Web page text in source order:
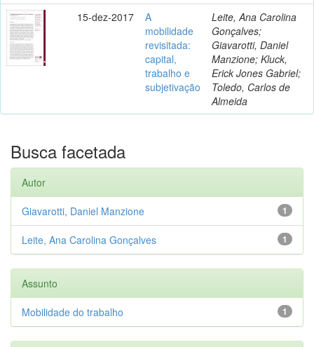
15-dez-2017
A
mobilidade
revisitada:
capital,
trabalho e
subjetivação
Leite, Ana Carolina
Gonçalves;
Giavarotti, Daniel
Manzione; Kluck,
Erick Jones Gabriel;
Toledo, Carlos de
Almeida
Busca facetada
Autor
1
Giavarotti, Daniel Manzione
1
Leite, Ana Carolina Gonçalves
Assunto
1
Mobilidade do trabalho